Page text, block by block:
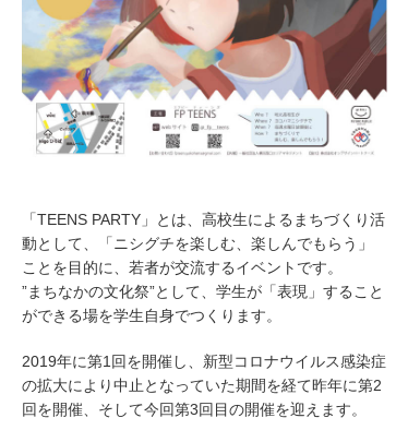
「TEENS PARTY」とは、高校生によるまちづくり活
動として、「ニシグチを楽しむ、楽しんでもらう」
ことを目的に、若者が交流するイベントです。
”まちなかの文化祭”として、学生が「表現」すること
ができる場を学生自身でつくります。
2019年に第1回を開催し、新型コロナウイルス感染症
の拡大により中止となっていた期間を経て昨年に第2
回を開催、そして今回第3回目の開催を迎えます。